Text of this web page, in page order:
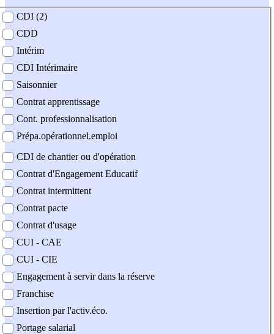
contrat
CDI (2)
CDD
Intérim
CDI Intérimaire
Saisonnier
Contrat apprentissage
Cont. professionnalisation
Prépa.opérationnel.emploi
CDI de chantier ou d'opération
Contrat d'Engagement Educatif
Contrat intermittent
Contrat pacte
Contrat d'usage
CUI - CAE
CUI - CIE
Engagement à servir dans la réserve
Franchise
Insertion par l'activ.éco.
Portage salarial